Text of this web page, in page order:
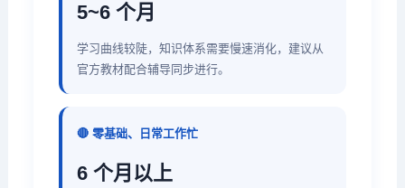
5~6 个月
学习曲线较陡，知识体系需要慢速消化，建议从
官方教材配合辅导同步进行。
🔴 零基础、日常工作忙
6 个月以上